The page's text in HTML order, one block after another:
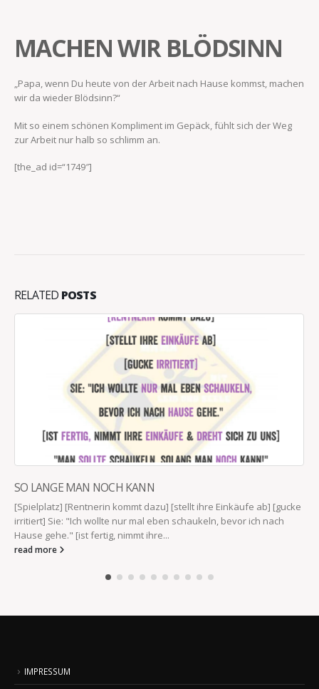
MACHEN WIR BLÖDSINN
„Papa, wenn Du heute von der Arbeit nach Hause kommst, machen
wir da wieder Blödsinn?“
Mit so einem schönen Kompliment im Gepäck, fühlt sich der Weg
zur Arbeit nur halb so schlimm an.
[the_ad id=“1749″]
RELATED POSTS
SO LANGE MAN NOCH KANN
[Spielplatz] [Rentnerin kommt dazu] [stellt ihre Einkäufe ab] [gucke
irritiert] Sie: "Ich wollte nur mal eben schaukeln, bevor ich nach
Hause gehe." [ist fertig, nimmt ihre...
read more
IMPRESSUM